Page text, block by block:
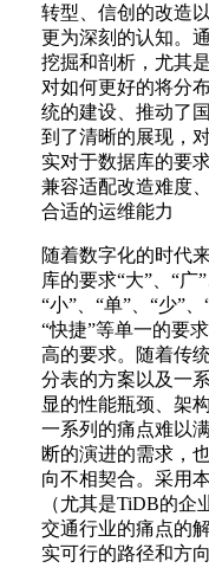
转型、信创的改造
更为深刻的认知。
挖掘和剖析，尤其
对如何更好的将分
统的建设、推动了
到了清晰的展现，
实对于数据库的要
兼容适配改造难度
合适的运维能力
随着数字化的时代
库的要求“大”、“广
“小”、“单”、“少”
“快捷”等单一的要
高的要求。随着传
分表的方案以及一
显的性能瓶颈、架
一系列的痛点难以
断的演进的需求，
向不相契合。采用
（尤其是TiDB的企
交通行业的痛点的
实可行的路径和方向